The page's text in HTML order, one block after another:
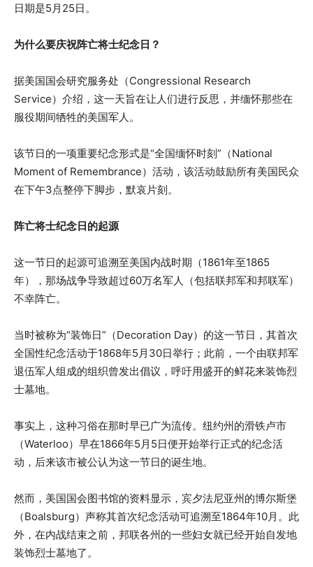
日期是5月25日。
为什么要庆祝阵亡将士纪念日？
据美国国会研究服务处（Congressional Research
Service）介绍，这一天旨在让人们进行反思，并缅怀那些在
服役期间牺牲的美国军人。
该节日的一项重要纪念形式是“全国缅怀时刻”（National
Moment of Remembrance）活动，该活动鼓励所有美国民众
在下午3点整停下脚步，默哀片刻。
阵亡将士纪念日的起源
这一节日的起源可追溯至美国内战时期（1861年至1865
年），那场战争导致超过60万名军人（包括联邦军和邦联军）
不幸阵亡。
当时被称为“装饰日”（Decoration Day）的这一节日，其首次
全国性纪念活动于1868年5月30日举行；此前，一个由联邦军
退伍军人组成的组织曾发出倡议，呼吁用盛开的鲜花来装饰烈
士墓地。
事实上，这种习俗在那时早已广为流传。纽约州的滑铁卢市
（Waterloo）早在1866年5月5日便开始举行正式的纪念活
动，后来该市被公认为这一节日的诞生地。
然而，美国国会图书馆的资料显示，宾夕法尼亚州的博尔斯堡
（Boalsburg）声称其首次纪念活动可追溯至1864年10月。此
外，在内战结束之前，邦联各州的一些妇女就已经开始自发地
装饰烈士墓地了。